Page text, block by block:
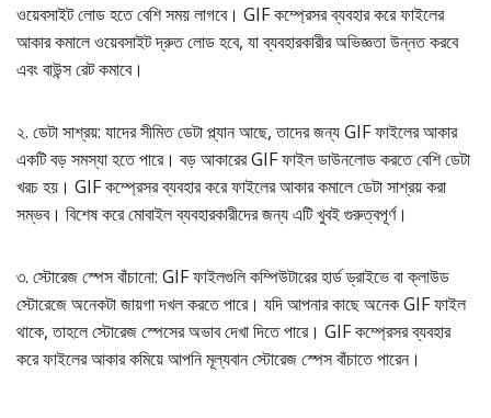
ওয়েবসাইট লোড হতে বেশি সময় লাগবে। GIF কম্প্রেসর ব্যবহার করে ফাইলের
আকার কমালে ওয়েবসাইট দ্রুত লোড হবে, যা ব্যবহারকারীর অভিজ্ঞতা উন্নত করবে
এবং বাউন্স রেট কমাবে।
২. ডেটা সাশ্রয়: যাদের সীমিত ডেটা প্ল্যান আছে, তাদের জন্য GIF ফাইলের আকার
একটি বড় সমস্যা হতে পারে। বড় আকারের GIF ফাইল ডাউনলোড করতে বেশি ডেটা
খরচ হয়। GIF কম্প্রেসর ব্যবহার করে ফাইলের আকার কমালে ডেটা সাশ্রয় করা
সম্ভব। বিশেষ করে মোবাইল ব্যবহারকারীদের জন্য এটি খুবই গুরুত্বপূর্ণ।
৩. স্টোরেজ স্পেস বাঁচানো: GIF ফাইলগুলি কম্পিউটারের হার্ড ড্রাইভে বা ক্লাউড
স্টোরেজে অনেকটা জায়গা দখল করতে পারে। যদি আপনার কাছে অনেক GIF ফাইল
থাকে, তাহলে স্টোরেজ স্পেসের অভাব দেখা দিতে পারে। GIF কম্প্রেসর ব্যবহার
করে ফাইলের আকার কমিয়ে আপনি মূল্যবান স্টোরেজ স্পেস বাঁচাতে পারেন।